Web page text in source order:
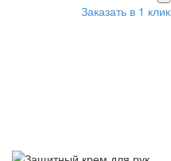
Заказать в 1 клик